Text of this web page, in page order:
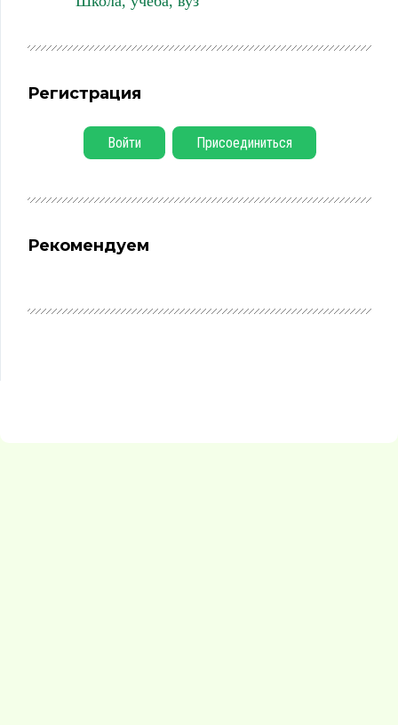
Регистрация
Войти Присоединиться
Рекомендуем